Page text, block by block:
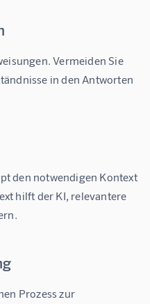
Vermeiden Sie
in den Antworten
den notwendigen Kontext
hilft der KI, relevantere
Prozess zur